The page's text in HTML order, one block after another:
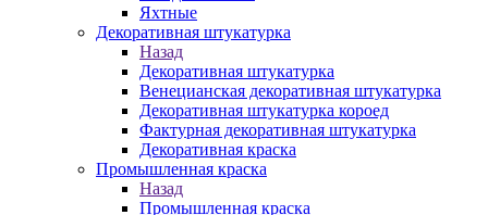
Яхтные
Декоративная штукатурка
Назад
Декоративная штукатурка
Венецианская декоративная штукатурка
Декоративная штукатурка короед
Фактурная декоративная штукатурка
Декоративная краска
Промышленная краска
Назад
Промышленная краска